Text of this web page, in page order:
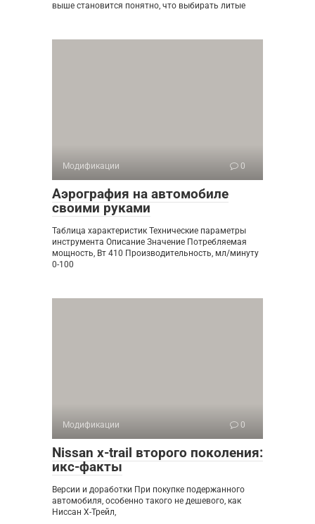
выше становится понятно, что выбирать литые
Модификации 0
Аэрография на автомобиле
своими руками
Таблица характеристик Технические параметры
инструмента Описание Значение Потребляемая
мощность, Вт 410 Производительность, мл/минуту
0-100
Модификации 0
Nissan x-trail второго поколения:
икс-факты
Версии и доработки При покупке подержанного
автомобиля, особенно такого не дешевого, как
Ниссан Х-Трейл,